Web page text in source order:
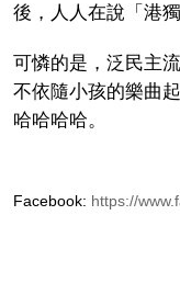
後，人人在說「港獨
可憐的是，泛民主
不依隨小孩的樂曲
哈哈哈哈。
Facebook: https://